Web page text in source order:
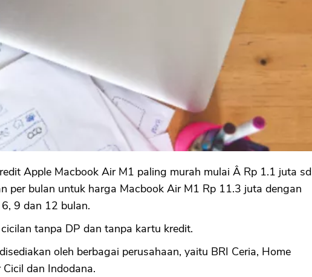
Apple Macbook Air M1 paling murah mulai Â Rp 1.1 juta sd
per bulan untuk harga Macbook Air M1 Rp 11.3 juta dengan
9 dan 12 bulan.
tanpa DP dan tanpa kartu kredit.
oleh berbagai perusahaan, yaitu BRI Ceria, Home
dan Indodana.